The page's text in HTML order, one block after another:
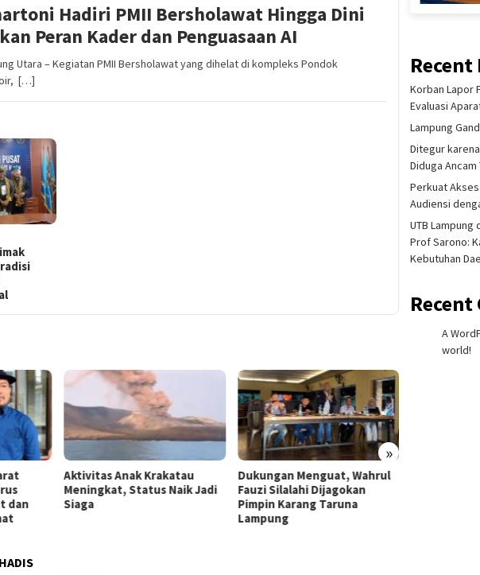
Hadiri PMII Bersholawat Hingga Dini
Peran Kader dan Penguasaan AI
Utara – Kegiatan PMII Bersholawat yang dihelat di kompleks Pondok
[…]
»
dan
Aktivitas Anak Krakatau
Meningkat, Status Naik Jadi
Siaga
Dukungan Menguat, Wahrul
Fauzi Silalahi Dijagokan
Pimpin Karang Taruna
Lampung
Recent
Korban Lapor
Evaluasi
Lampung
Ditegur
Diduga
Perkuat
Audiensi
UTB Lampung
Prof Sarono:
Kebutuhan
A
world!